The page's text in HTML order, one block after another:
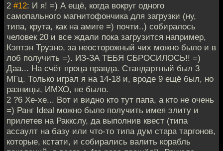
2 #12: И я! =) А ещё, когда вокруг одного
самопального магнитофончика для загрузки (ну,
типа, крута, как на амиге =) почти..) собиралось
человек 20 и все ждали пока загрузится например,
Кэптэн Труэно, за неосторожный чих можно было и в
лоб получить =). ИЗ-ЗА ТЕБЯ СБРОСИЛОСЬ!! =)
Даа... На счёт проца правда. Стандартный был 3
МГц. Только играл я на 14-18 и, вроде 9 ещё был, но
разницы, ИМХО, не было.
2 ?6 Хе-хе... Вот и видно кто тут папа, а кто не очень
=) Ранг Ideal можно было получить имея элиту и
прилетев на Раккслу, да выполнив квест (типа
ассаулт на базу или что-то типа дум стара таргонов,
которые, кстати, и собирались валить корабль